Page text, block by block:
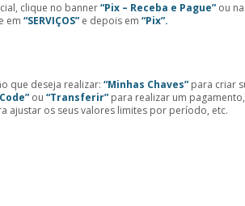
clique no banner“Pix – Receba e Pague” ou
em“SERVIÇOS” e depois em“Pix”.
que deseja realizar:“Minhas Chaves” para criar
ou“Transferir” para realizar um
ajustar os seus valores limites por período, etc.